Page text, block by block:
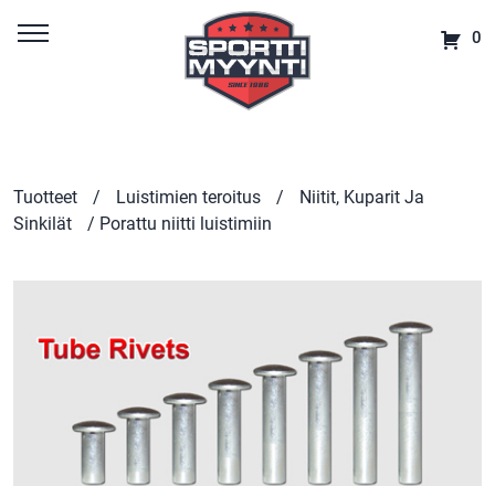
0
Tuotteet / Luistimien teroitus /
Niitit, Kuparit Ja
Sinkilät
/ Porattu niitti luistimiin